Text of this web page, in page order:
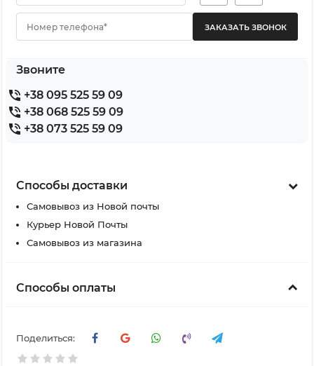
Номер телефона*
Звоните
+38 095 525 59 09
+38 068 525 59 09
+38 073 525 59 09
Способы доставки
Самовывоз из Новой почты
Курьер Новой Почты
Самовывоз из магазина
Способы оплаты
Поделиться: